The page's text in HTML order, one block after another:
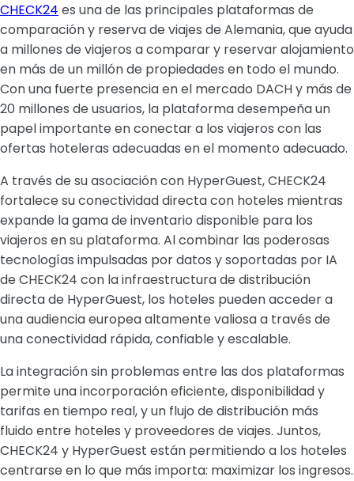
CHECK24 es una de las principales plataformas de
comparación y reserva de viajes de Alemania, que ayuda
a millones de viajeros a comparar y reservar alojamiento
en más de un millón de propiedades en todo el mundo.
Con una fuerte presencia en el mercado DACH y más de
20 millones de usuarios, la plataforma desempeña un
papel importante en conectar a los viajeros con las
ofertas hoteleras adecuadas en el momento adecuado.
A través de su asociación con HyperGuest, CHECK24
fortalece su conectividad directa con hoteles mientras
expande la gama de inventario disponible para los
viajeros en su plataforma. Al combinar las poderosas
tecnologías impulsadas por datos y soportadas por IA
de CHECK24 con la infraestructura de distribución
directa de HyperGuest, los hoteles pueden acceder a
una audiencia europea altamente valiosa a través de
una conectividad rápida, confiable y escalable.
La integración sin problemas entre las dos plataformas
permite una incorporación eficiente, disponibilidad y
tarifas en tiempo real, y un flujo de distribución más
fluido entre hoteles y proveedores de viajes. Juntos,
CHECK24 y HyperGuest están permitiendo a los hoteles
centrarse en lo que más importa: maximizar los ingresos.